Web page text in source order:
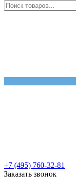
+7 (495) 760-32-81
Заказать звонок